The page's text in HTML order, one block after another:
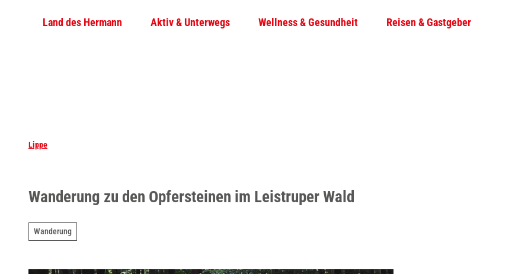
Land des Hermann Aktiv & Unterwegs Wellness & Gesundheit Reisen & Gastgeber
Lippe
Wanderung zu den Opfersteinen im Leistruper Wald
Wanderung